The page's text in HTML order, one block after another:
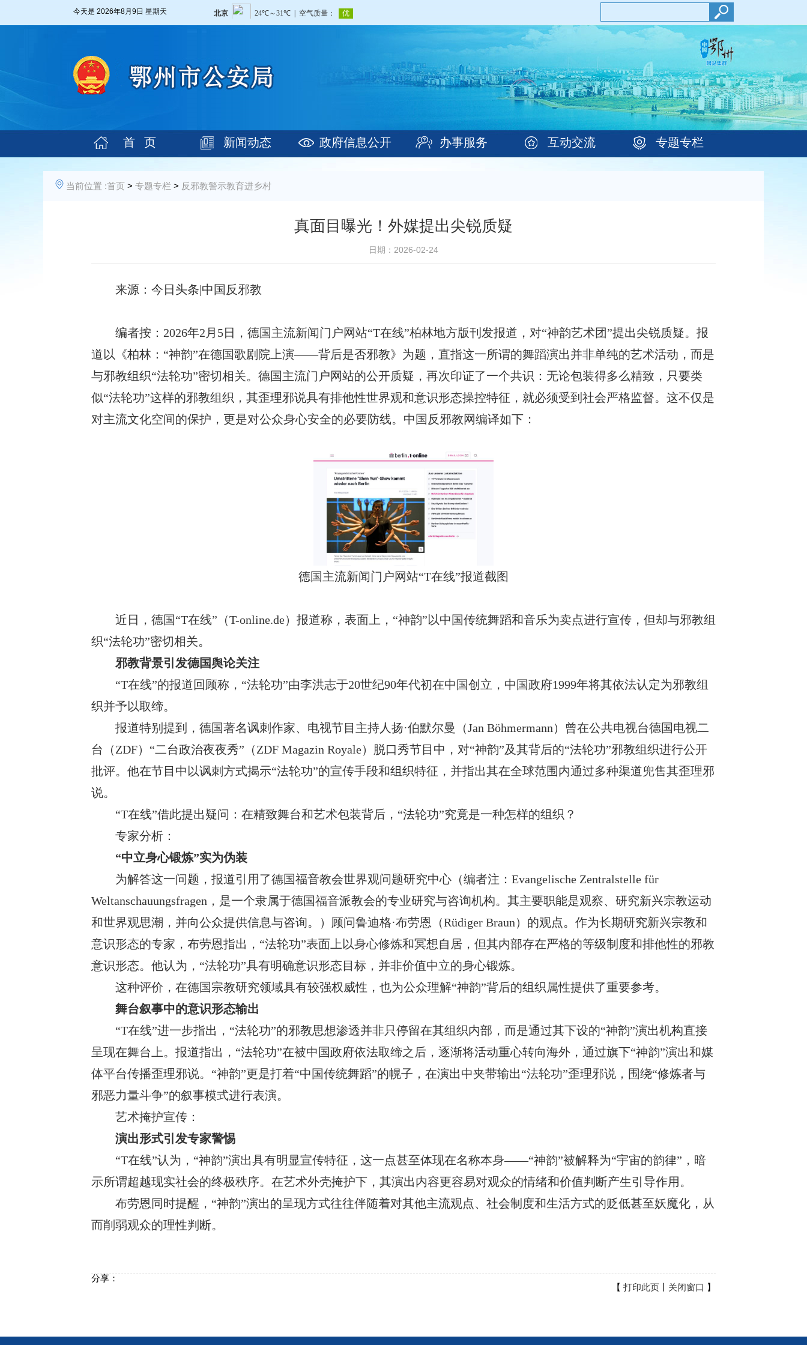
今天是 2026年8月9日 星期天
首 页 新闻动态 政府信息公开 办事服务 互动交流 专题专栏
当前位置 :首页 > 专题专栏 > 反邪教警示教育进乡村
真面目曝光！外媒提出尖锐质疑
日期：2026-02-24
来源：今日头条|中国反邪教
编者按： 2026年2月5日，德国主流新闻门户网站“T在线”柏林地方版刊发报道，对“神韵艺术团”提出尖锐质疑。报
道以《柏林：“神韵”在德国歌剧院上演——背后是否邪教》为题，直指这一所谓的舞蹈演出并非单纯的艺术活动，而是
与邪教组织“法轮功”密切相关。德国主流门户网站的公开质疑，再次印证了一个共识：无论包装得多么精致，只要类
似“法轮功”这样的邪教组织，其歪理邪说具有排他性世界观和意识形态操控特征，就必须受到社会严格监督。这不仅是
对主流文化空间的保护，更是对公众身心安全的必要防线。中国反邪教网编译如下：
德国主流新闻门户网站“T在线”报道截图
近日，德国“T在线”（T-online.de）报道称，表面上，“神韵”以中国传统舞蹈和音乐为卖点进行宣传，但却与邪教组
织“法轮功”密切相关。
邪教背景引发德国舆论关注
“T在线”的报道回顾称，“法轮功”由李洪志于20世纪90年代初在中国创立，中国政府1999年将其依法认定为邪教组
织并予以取缔。
报道特别提到，德国著名讽刺作家、电视节目主持人扬·伯默尔曼（Jan Böhmermann）曾在公共电视台德国电视二
台（ZDF）“二台政治夜夜秀”（ZDF Magazin Royale）脱口秀节目中，对“神韵”及其背后的“法轮功”邪教组织进行公开
批评。他在节目中以讽刺方式揭示“法轮功”的宣传手段和组织特征，并指出其在全球范围内通过多种渠道兜售其歪理邪
说。
“T在线”借此提出疑问：在精致舞台和艺术包装背后，“法轮功”究竟是一种怎样的组织？
专家分析：
“中立身心锻炼”实为伪装
为解答这一问题，报道引用了德国福音教会世界观问题研究中心（编者注： Evangelische Zentralstelle für
Weltanschauungsfragen，是一个隶属于德国福音派教会的专业研究与咨询机构。其主要职能是观察、研究新兴宗教运动
和世界观思潮，并向公众提供信息与咨询。）顾问鲁迪格·布劳恩（Rüdiger Braun）的观点。作为长期研究新兴宗教和
意识形态的专家，布劳恩指出，“法轮功”表面上以身心修炼和冥想自居，但其内部存在严格的等级制度和排他性的邪教
意识形态。他认为，“法轮功”具有明确意识形态目标，并非价值中立的身心锻炼。
这种评价，在德国宗教研究领域具有较强权威性，也为公众理解“神韵”背后的组织属性提供了重要参考。
舞台叙事中的意识形态输出
“T在线”进一步指出，“法轮功”的邪教思想渗透并非只停留在其组织内部，而是通过其下设的“神韵”演出机构直接
呈现在舞台上。报道指出，“法轮功”在被中国政府依法取缔之后，逐渐将活动重心转向海外，通过旗下“神韵”演出和媒
体平台传播歪理邪说。“神韵”更是打着“中国传统舞蹈”的幌子，在演出中夹带输出“法轮功”歪理邪说，围绕“修炼者与
邪恶力量斗争”的叙事模式进行表演。
艺术掩护宣传：
演出形式引发专家警惕
“T在线”认为，“神韵”演出具有明显宣传特征，这一点甚至体现在名称本身——“神韵”被解释为“宇宙的韵律”，暗
示所谓超越现实社会的终极秩序。在艺术外壳掩护下，其演出内容更容易对观众的情绪和价值判断产生引导作用。
布劳恩同时提醒， “神韵”演出的呈现方式往往伴随着对其他主流观点、社会制度和生活方式的贬低甚至妖魔化，从
而削弱观众的理性判断。
分享：
【 打印此页 关闭窗口 】